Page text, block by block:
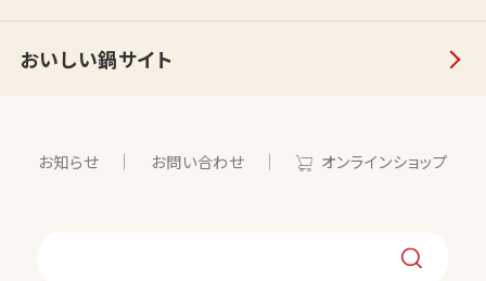
おいしい鍋サイト
お知らせ お問い合わせ オンラインショップ